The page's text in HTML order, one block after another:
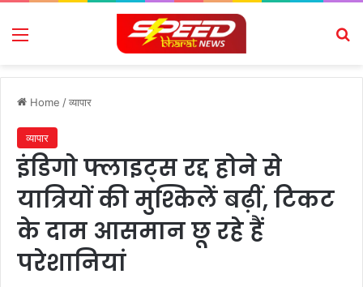
Menu
Home /व्यापार
व्यापार
इंडिगो फ्लाइट्स रद्द होने से
यात्रियों की मुश्किलें बढ़ीं, टिकट
के दाम आसमान छू रहे हैं
परेशानियां